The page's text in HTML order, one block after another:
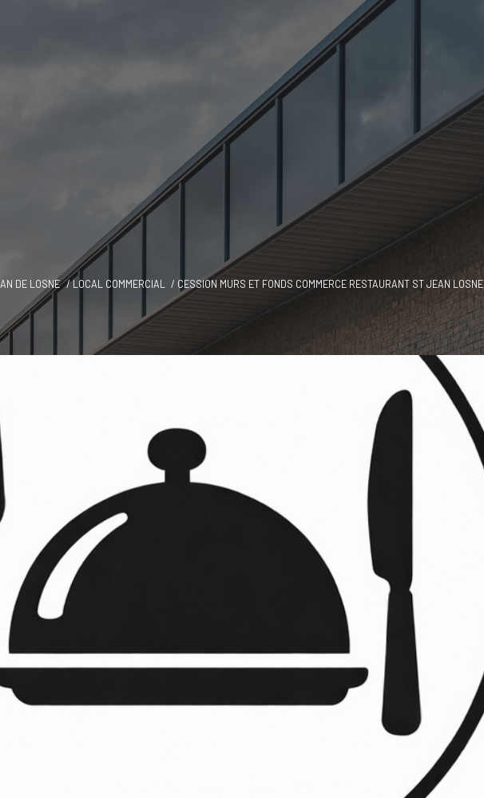
DE LOSNE LOCAL COMMERCIAL CESSION MURS ET FONDS COMMERCE RESTAURANT ST JEAN LOSNE